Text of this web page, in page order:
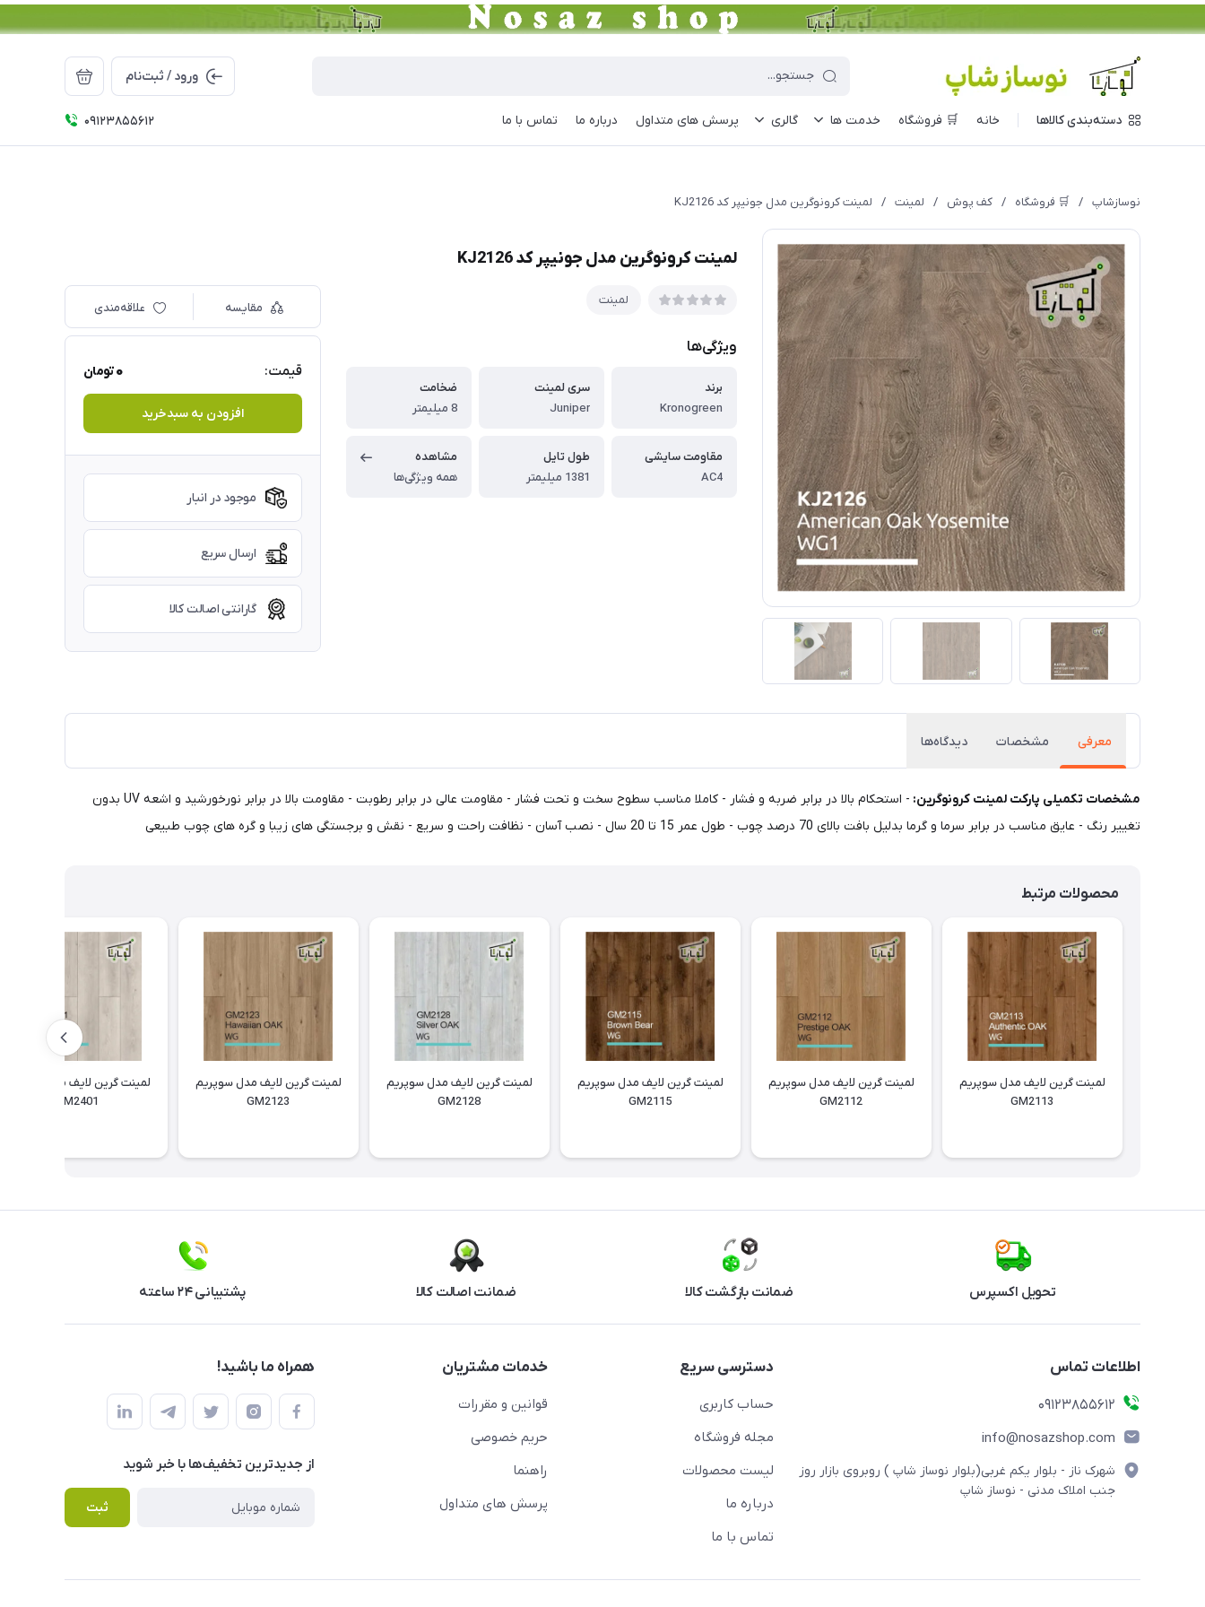
ورود / ثبت‌نام
دسته‌بندی کالاها خانه 🛒 فروشگاه خدمت ها گالری پرسش های متداول درباره ما تماس با ما 09123855612
نوسازشاپ / 🛒 فروشگاه / کف پوش / لمینت / لمینت کرونوگرین مدل جونیپر کد KJ2126
لمینت کرونوگرین مدل جونیپر کد KJ2126
لمینت
ویژگی‌ها
برند
Kronogreen
سری لمینت
Juniper
ضخامت
8 میلیمتر
مقاومت سایشی
AC4
طول تایل
1381 میلیمتر
مشاهده
همه ویژگی‌ها
مقایسه علاقه‌مندی
قیمت: 0تومان
افزودن به سبدخرید
موجود در انبار
ارسال سریع
گارانتی اصالت کالا
معرفی مشخصات دیدگاه‌ها
مشخصات تکمیلی پارکت لمینت کرونوگرین:
- استحکام بالا در برابر ضربه و فشار - کاملا مناسب سطوح سخت و تحت فشار - مقاومت عالی در برابر رطوبت - مقاومت بالا در برابر نورخورشید و اشعه UV بدون
تغییر رنگ - عایق مناسب در برابر سرما و گرما بدلیل بافت بالای 70 درصد چوب - طول عمر 15 تا 20 سال - نصب آسان - نظافت راحت و سریع - نقش و برجستگی های زیبا و گره های چوب طبیعی
محصولات مرتبط
لمینت گرین لایف مدل سوپریم
GM2113
لمینت گرین لایف مدل سوپریم
GM2112
لمینت گرین لایف مدل سوپریم
GM2115
لمینت گرین لایف مدل سوپریم
GM2128
لمینت گرین لایف مدل سوپریم
GM2123
لمینت گرین لایف مدل سوپریم
GM2401
تحویل اکسپرس ضمانت بازگشت کالا ضمانت اصالت کالا پشتیبانی ۲۴ ساعته
اطلاعات تماس
09123855612
info@nosazshop.com
شهرک ناز - بلوار یکم غربی(بلوار نوساز شاپ ) روبروی بازار روز
جنب املاک مدنی - نوساز شاپ
دسترسی سریع
حساب کاربری
مجله فروشگاه
لیست محصولات
درباره ما
تماس با ما
خدمات مشتریان
قوانین و مقررات
حریم خصوصی
راهنما
پرسش های متداول
همراه ما باشید!
از جدید‌ترین تخفیف‌ها با‌ خبر شوید
ثبت